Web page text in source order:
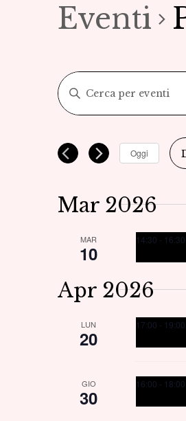
Eventi
Eventi
Ricerca
e
Navigazione
Inserisci
Parola
Cerca
Eventi
Parola
Oggi
Mar 2026
MAR
10
14:30 - 16:30
Apr 2026
LUN
20
17:00 - 19:00
GIO
30
16:00 - 18:00